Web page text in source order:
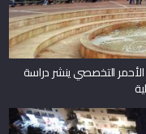
التخصصي ينشر دراسة